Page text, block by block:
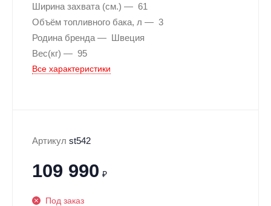
Ширина захвата (см.)
61
Объём топливного бака, л
3
Родина бренда
Швеция
Вес(кг)
95
Все характеристики
Артикул st542
109 990 ₽
Под заказ